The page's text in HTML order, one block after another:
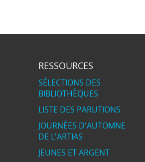
RESSOURCES
SÉLECTIONS DES
BIBLIOTHÈQUES
LISTE DES PARUTIONS
JOURNÉES D'AUTOMNE
DE L'ARTIAS
JEUNES ET ARGENT